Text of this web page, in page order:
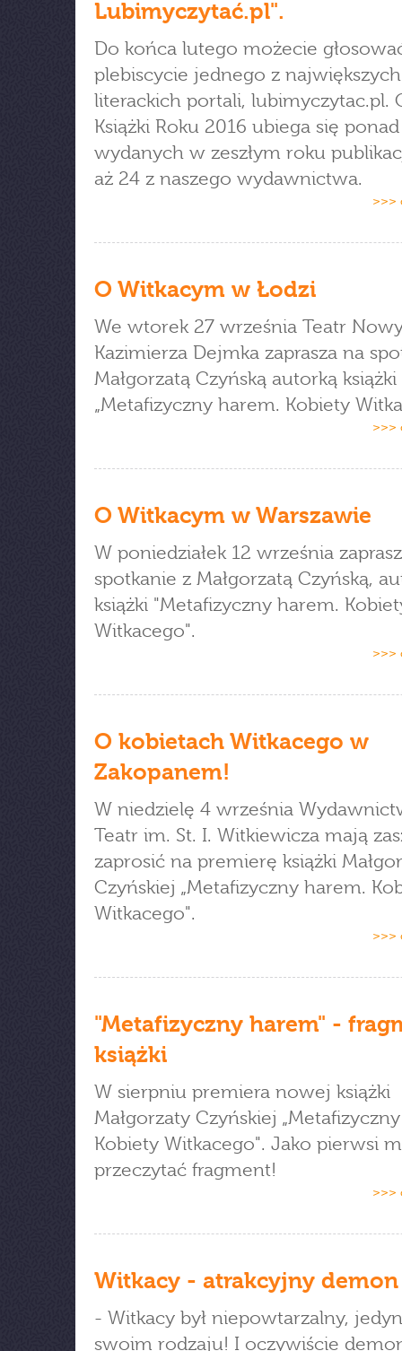
Lubimyczytać.pl".
Do końca lutego możecie
plebiscycie jednego z największych
literackich portali, lubimyczytac.pl.
Książki Roku 2016 ubiega się
wydanych w zeszłym roku
aż 24 z naszego wydawnictwa.
>>>
O Witkacym w Łodzi
We wtorek 27 września Teatr
Kazimierza Dejmka zaprasza na
Małgorzatą Czyńską autorką książki
„Metafizyczny harem. Kobiety
>>>
O Witkacym w Warszawie
W poniedziałek 12 września
spotkanie z Małgorzatą Czyńską,
książki "Metafizyczny harem.
Witkacego".
>>>
O kobietach Witkacego w
Zakopanem!
W niedzielę 4 września
Teatr im. St. I. Witkiewicza mają
zaprosić na premierę książki
Czyńskiej „Metafizyczny harem.
Witkacego".
>>>
"Metafizyczny harem" -
książki
W sierpniu premiera nowej książki
Małgorzaty Czyńskiej
Kobiety Witkacego". Jako pierwsi
przeczytać fragment!
>>>
Witkacy - atrakcyjny demon
- Witkacy był niepowtarzalny,
swoim rodzaju! I oczywiście